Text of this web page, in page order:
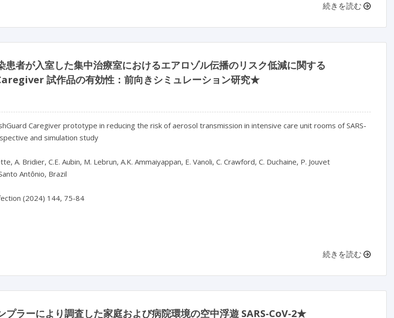
続きを読む
患者が入室した集中治療室におけるエアロゾル伝播のリスク低減に関する
試作品の有効性：前向きシミュレーション研究★
Caregiver prototype in reducing the risk of aerosol transmission in intensive care unit rooms of SARS-
and simulation study
A. Bridier, C.E. Aubin, M. Lebrun, A.K. Ammaiyappan, E. Vanoli, C. Crawford, C. Duchaine, P. Jouvet
Antônio, Brazil
(2024) 144, 75-84
続きを読む
プラーにより調査した家庭および病院環境の空中浮遊 SARS-CoV-2★